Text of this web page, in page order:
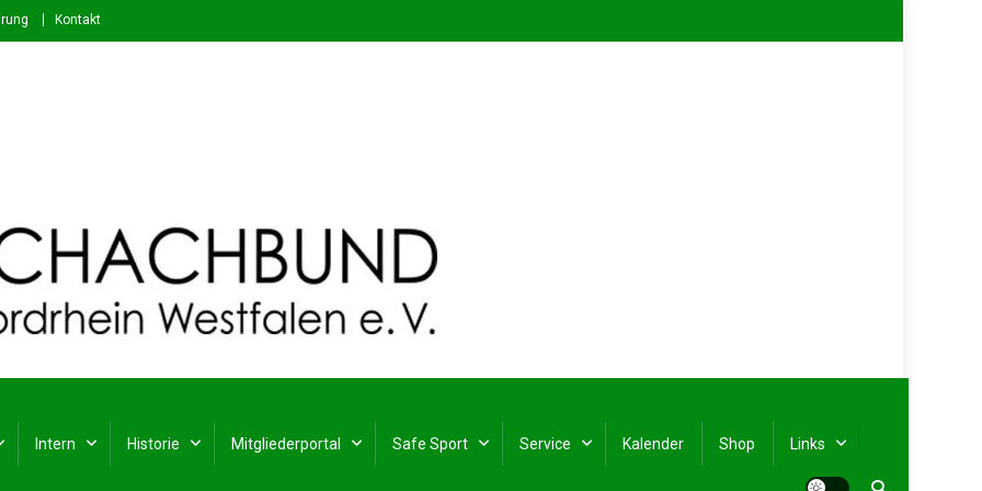
Kontakt
Intern Historie Mitgliederportal Safe Sport Service Kalender Shop Links